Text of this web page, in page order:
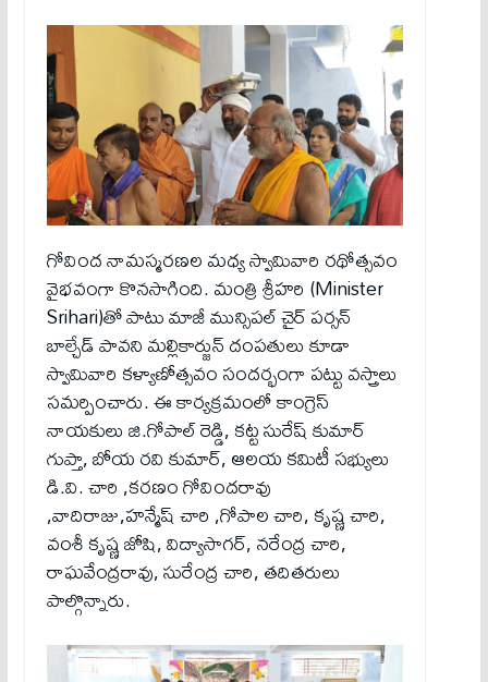
గోవింద నామస్మరణల మధ్య స్వామివారి రథోత్సవం
వైభవంగా కొనసాగింది. మంత్రి శ్రీ‌హ‌రి (Minister
Srihari)తో పాటు మాజీ మున్సిపల్ చైర్ పర్సన్
బాల్చేడ్ పావని మల్లికార్జున్ దంపతులు కూడా
స్వామివారి కళ్యాణోత్సవం సందర్భంగా పట్టు వస్త్రాలు
సమర్పించారు. ఈ కార్యక్రమంలో కాంగ్రెస్
నాయకులు జి.గోపాల్ రెడ్డి, కట్ట సురేష్ కుమార్
గుప్తా, బోయ రవి కుమార్, ఆలయ కమిటీ సభ్యులు
డి.వి. చారి ,కరణం గోవిందరావు
,వాదిరాజు,హన్మేష్ చారి ,గోపాల చారి, కృష్ణ చారి,
వంశీ కృష్ణ జోషి, విద్యాసాగర్, నరేంద్ర చారి,
రాఘవేంద్రరావు, సురేంద్ర చారి, తదితరులు
పాల్గొన్నారు.